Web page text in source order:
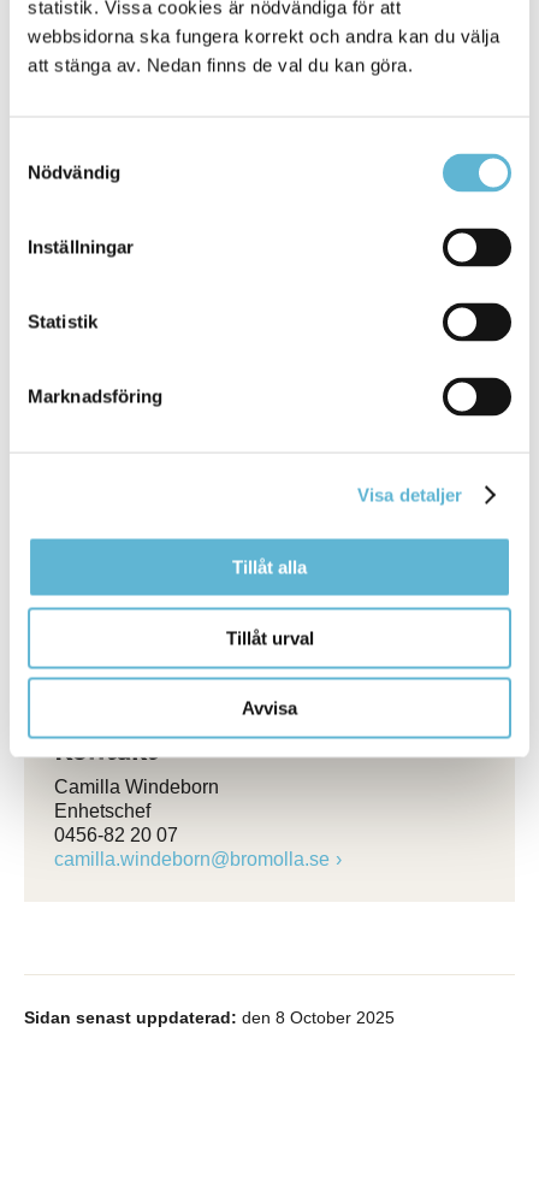
statistik. Vissa cookies är nödvändiga för att
webbsidorna ska fungera korrekt och andra kan du välja
att stänga av. Nedan finns de val du kan göra.
Nödvändig
Inställningar
Statistik
Marknadsföring
Visa detaljer
Tillåt alla
Tillåt urval
Avvisa
Tidigare erfarenhet *
allergier eller annat *
dataskyddsförordningen (GDPR).
Kontakt
Camilla Windeborn
Enhetschef
0456-82 20 07
camilla.windeborn@bromolla.se
Sidan senast uppdaterad: den 8 October 2025